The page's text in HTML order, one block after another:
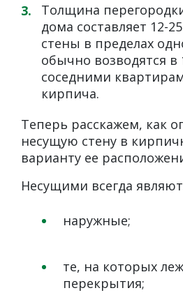
Толщина
дома составляет 12-
стены в пределах
обычно возводятся
соседними
кирпича.
Теперь расскажем, как
несущую стену в
варианту ее
Несущими всегда
наружные;
те, на которых
перекрытия;